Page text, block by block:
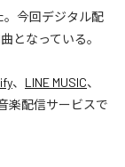
。今回デジタル配
となっている。
、 LINE MUSIC、
楽配信サービスで